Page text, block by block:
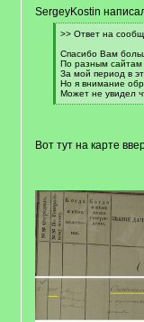
SergeyKostin
[
]
>> Ответ на
Спасибо Вам
По разным сайтам
За мой период в
Но я внимание
Может не увидел
[
Вот тут на карте